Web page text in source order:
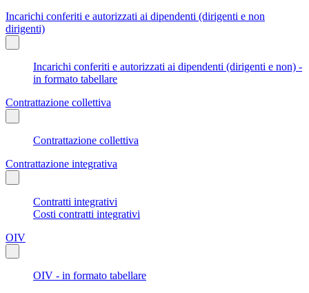
Incarichi conferiti e autorizzati ai dipendenti (dirigenti e non
dirigenti)
Incarichi conferiti e autorizzati ai dipendenti (dirigenti e non) -
in formato tabellare
Contrattazione collettiva
Contrattazione collettiva
Contrattazione integrativa
Contratti integrativi
Costi contratti integrativi
OIV
OIV - in formato tabellare